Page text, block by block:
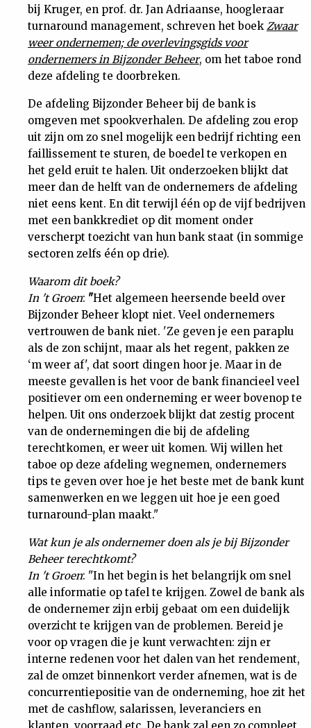
bij Kruger, en prof. dr. Jan Adriaanse, hoogleraar
turnaround management, schreven het boek Zwaar
weer ondernemen; de overlevingsgids voor
ondernemers in Bijzonder Beheer, om het taboe rond
deze afdeling te doorbreken.
De afdeling Bijzonder Beheer bij de bank is
omgeven met spookverhalen. De afdeling zou erop
uit zijn om zo snel mogelijk een bedrijf richting een
faillissement te sturen, de boedel te verkopen en
het geld eruit te halen. Uit onderzoeken blijkt dat
meer dan de helft van de ondernemers de afdeling
niet eens kent. En dit terwijl één op de vijf bedrijven
met een bankkrediet op dit moment onder
verscherpt toezicht van hun bank staat (in sommige
sectoren zelfs één op drie).
Waarom dit boek?
In 't Groen: "Het algemeen heersende beeld over
Bijzonder Beheer klopt niet. Veel ondernemers
vertrouwen de bank niet. 'Ze geven je een paraplu
als de zon schijnt, maar als het regent, pakken ze
‘m weer af', dat soort dingen hoor je. Maar in de
meeste gevallen is het voor de bank financieel veel
positiever om een onderneming er weer bovenop te
helpen. Uit ons onderzoek blijkt dat zestig procent
van de ondernemingen die bij de afdeling
terechtkomen, er weer uit komen. Wij willen het
taboe op deze afdeling wegnemen, ondernemers
tips te geven over hoe je het beste met de bank kunt
samenwerken en we leggen uit hoe je een goed
turnaround-plan maakt."
Wat kun je als ondernemer doen als je bij Bijzonder
Beheer terechtkomt?
In 't Groen: "In het begin is het belangrijk om snel
alle informatie op tafel te krijgen. Zowel de bank als
de ondernemer zijn erbij gebaat om een duidelijk
overzicht te krijgen van de problemen. Bereid je
voor op vragen die je kunt verwachten: zijn er
interne redenen voor het dalen van het rendement,
zal de omzet binnenkort verder afnemen, wat is de
concurrentiepositie van de onderneming, hoe zit het
met de cashflow, salarissen, leveranciers en